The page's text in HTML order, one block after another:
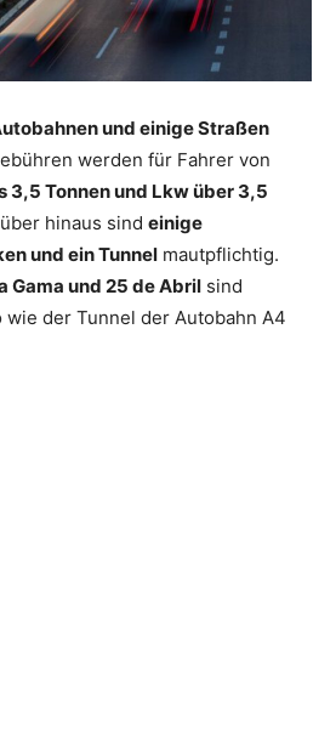
und einige Straßen
werden für Fahrer von
3,5 Tonnen und Lkw über 3,5
hinaus sind einige
und ein Tunnel mautpflichtig.
Gama und 25 de Abril sind
der Tunnel der Autobahn A4